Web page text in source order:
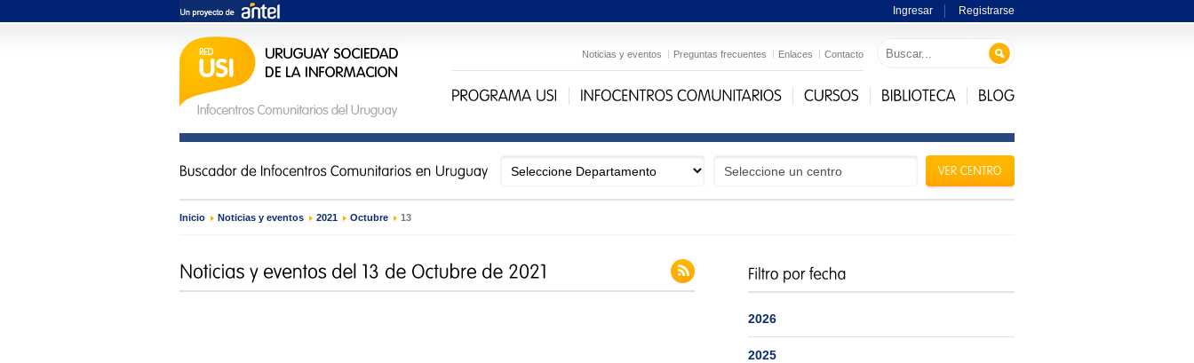
Ingresar Registrarse
Noticias y eventos Preguntas frecuentes Enlaces Contacto
Inicio › Noticias y eventos › 2021 › Octubre › 13
2026
2025